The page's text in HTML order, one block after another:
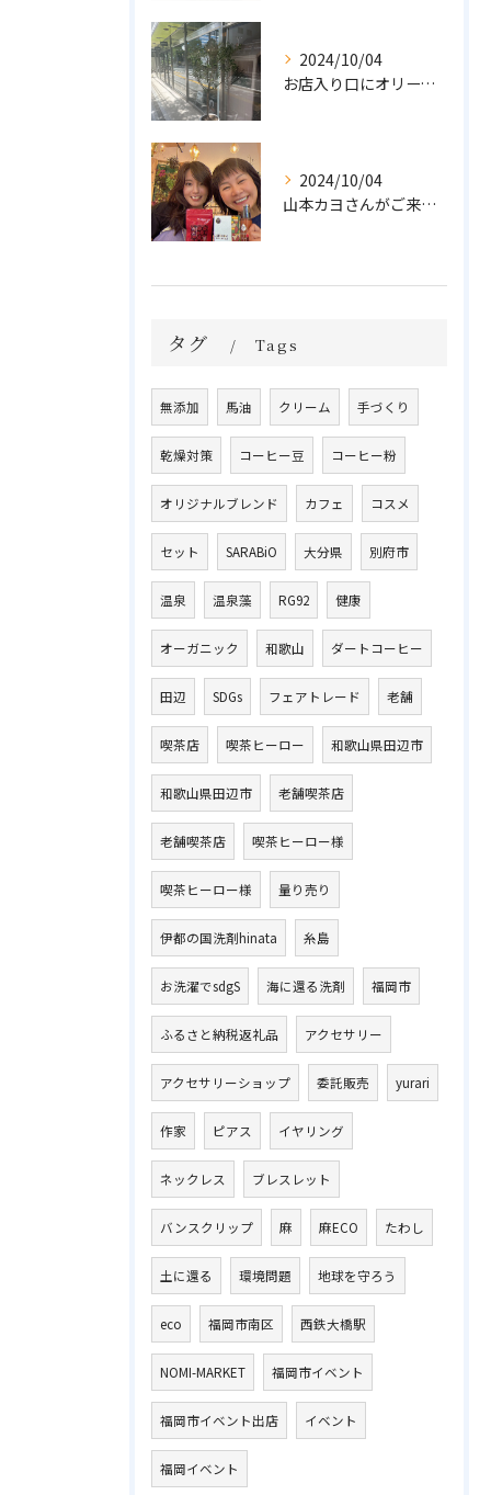
2024/10/04
お店入り口にオリーブの木を置きました🌲
2024/10/04
山本カヨさんがご来店💓
タグ Tags
無添加 馬油 クリーム 手づくり
乾燥対策 コーヒー豆 コーヒー粉
オリジナルブレンド カフェ コスメ
セット SARABiO 大分県 別府市
温泉 温泉藻 RG92 健康
オーガニック 和歌山 ダートコーヒー
田辺 SDGs フェアトレード 老舗
喫茶店 喫茶ヒーロー 和歌山県田辺市
和歌山県田辺市 老舗喫茶店
老舗喫茶店 喫茶ヒーロー様
喫茶ヒーロー様 量り売り
伊都の国洗剤hinata 糸島
お洗濯でsdgS 海に還る洗剤 福岡市
ふるさと納税返礼品 アクセサリー
アクセサリーショップ 委託販売 yurari
作家 ピアス イヤリング
ネックレス ブレスレット
バンスクリップ 麻 麻ECO たわし
土に還る 環境問題 地球を守ろう
eco 福岡市南区 西鉄大橋駅
NOMI-MARKET 福岡市イベント
福岡市イベント出店 イベント
福岡イベント